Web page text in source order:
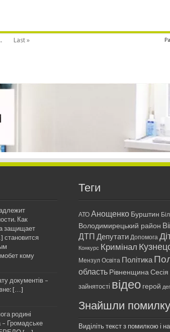
Last »
Как
защищает
становится
кому
документів –
[…]
родині
– Громадське
Теги
АТО Анощенко Бурштин
Володимирецький район
ДТП Депутати Допомога
Конкурс Кримінал
Мензул Освіта Політика
область Рівненщина Сесія
зайнятості відео герой
Знайшли
Виділіть текст з помилкою і